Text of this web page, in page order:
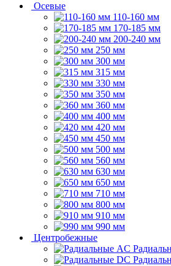
Осевые
110-160 мм
170-185 мм
200-240 мм
250 мм
300 мм
315 мм
330 мм
350 мм
360 мм
400 мм
420 мм
450 мм
500 мм
560 мм
630 мм
650 мм
710 мм
800 мм
910 мм
990 мм
Центробежные